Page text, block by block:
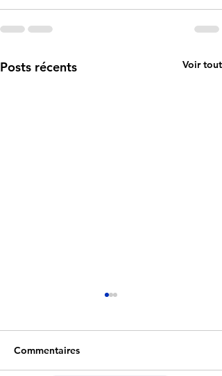
Posts récents Voir tout
Commentaires